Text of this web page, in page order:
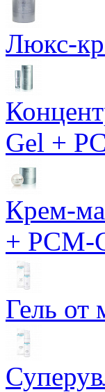
Люкс-
Gel +
Крем-
+ PCM-
Гель от